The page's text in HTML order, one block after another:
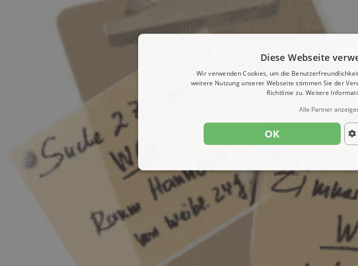
Diese Webseite
Wir verwenden Cookies, um die
weitere Nutzung unserer Webseite stimmen Sie der
Richtlinie zu. Weitere
Alle Partner
OK